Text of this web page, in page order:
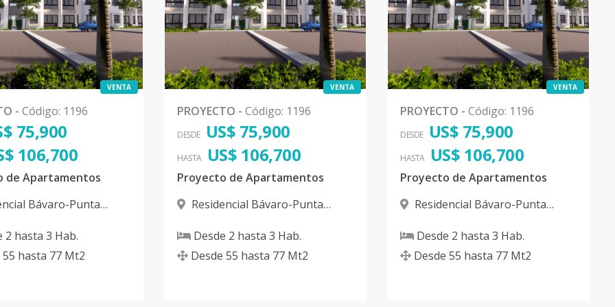
1 US$ 106,700
-
1 US$ 106,700
1 77 US$ 106,700
1 77 US$ 106,700
VENTA
- Código: 1196
75,900
106,700
de Apartamentos
Bávaro-Punta
2 hasta 3 Hab.
55 hasta 77 Mt2
VENTA
PROYECTO - Código: 1196
DESDE US$ 75,900
HASTA US$ 106,700
Proyecto de Apartamentos
Residencial Bávaro-Punta
Desde 2 hasta 3 Hab.
Desde 55 hasta 77 Mt2
VENTA
PROYECTO - Código: 1196
DESDE US$ 75,900
HASTA US$ 106,700
Proyecto de Apartamentos
Residencial Bávaro-Punta
Desde 2 hasta 3 Hab.
Desde 55 hasta 77 Mt2